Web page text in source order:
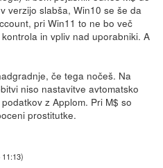
verzijo slabša, Win10 se še da
pri Win11 to ne bo več
in vpliv nad uporabniki. A
če tega nočeš. Na
niso nastavitve avtomatsko
z Applom. Pri M$ so
prostitutke.
11:13)